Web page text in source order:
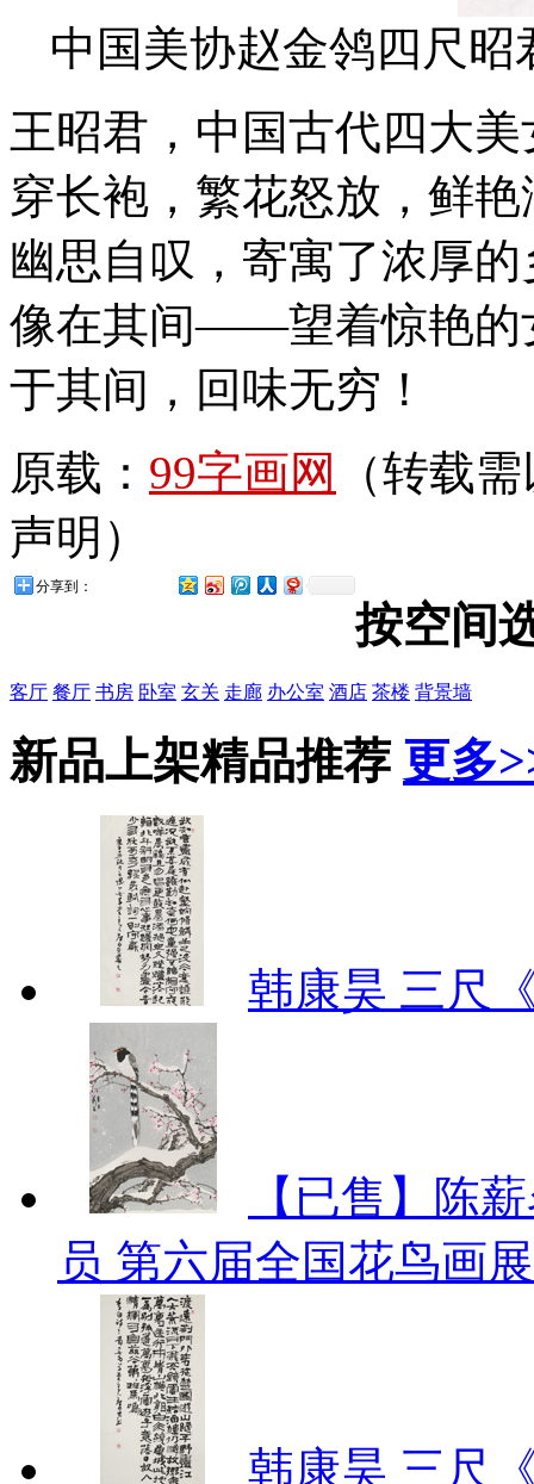
中国美协赵金鸰四尺
王昭君，中国古代四大
穿长袍，繁花怒放，鲜
幽思自叹，寄寓了浓厚
像在其间——望着惊艳的
于其间，回味无穷！
原载： 99字画网
（转载
声明）
分享到：
按空间
客厅 餐厅 书房 卧室 玄关 走廊 办公室 酒店 茶楼 背景墙
新品上架精品推荐 更多
韩康昊 三尺
【已售】陈
员 第六届全国花鸟画
韩康昊 三尺